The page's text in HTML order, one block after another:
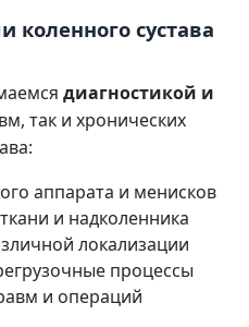
сустава
диагностикой и
так и хронических
аппарата и менисков
и надколенника
локализации
процессы
и операций